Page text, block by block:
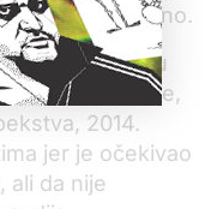
kompromitovano.
šansu da čuju
i dodao da se,
2014.
jer je očekivao
ali da nije